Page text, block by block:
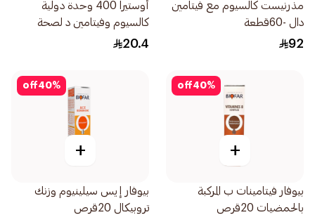
مذرنيست كالسيوم مع فيتامين
دال -60قطعة
92
أوستيرا 400 وحدة دولية
كالسيوم وفيتامين د لصحة
العظام 30قرص
20.4
40%
off
+
بيوفار فيتامينات ب المركبة
بالحمضيات 20قرص
40%
off
+
بيوفار إيس سيلينيوم وزنك
تروبيكال 20قرص